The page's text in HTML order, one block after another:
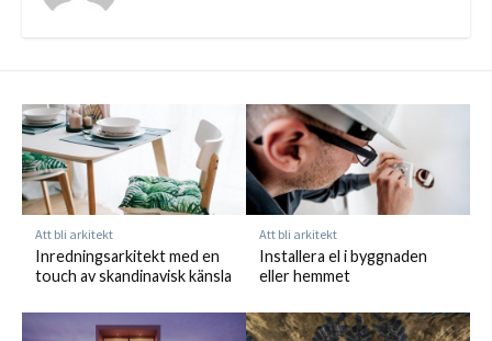
Att bli arkitekt
Inredningsarkitekt med en
touch av skandinavisk känsla
Att bli arkitekt
Installera el i byggnaden
eller hemmet